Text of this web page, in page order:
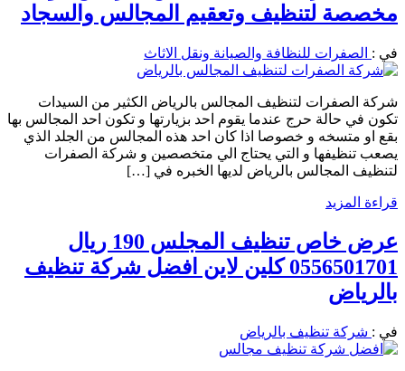
مخصصة لتنظيف وتعقيم المجالس والسجاد
في : الصفرات للنظافة والصيانة ونقل الاثاث
شركة الصفرات لتنظيف المجالس بالرياض الكثير من السيدات
تكون في حالة حرج عندما يقوم احد بزيارتها و تكون احد المجالس بها
بقع او متسخه و خصوصا اذا كان احد هذه المجالس من الجلد الذي
يصعب تنظيفها و التي يحتاج الي متخصصين و شركة الصفرات
لتنظيف المجالس بالرياض لديها الخبره في […]
قراءة المزيد
عرض خاص تنظيف المجلس 190 ريال
0556501701 كلين لاين افضل شركة تنظيف
بالرياض
في : شركة تنظيف بالرياض